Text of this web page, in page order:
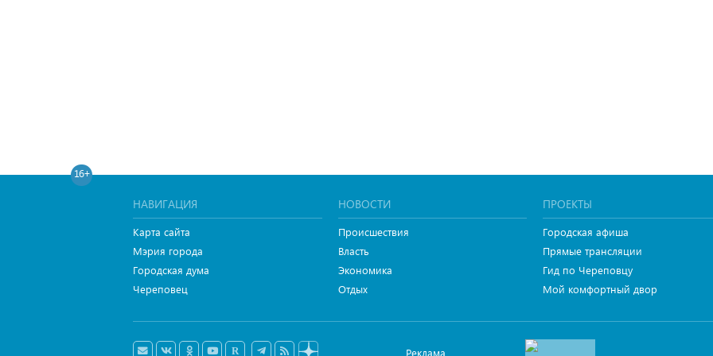
16+
НАВИГАЦИЯ
Карта сайта
Мэрия города
Городская дума
Череповец
НОВОСТИ
Происшествия
Власть
Экономика
Отдых
ПРОЕКТЫ
Городская афиша
Прямые трансляции
Гид по Череповцу
Мой комфортный двор
Реклама